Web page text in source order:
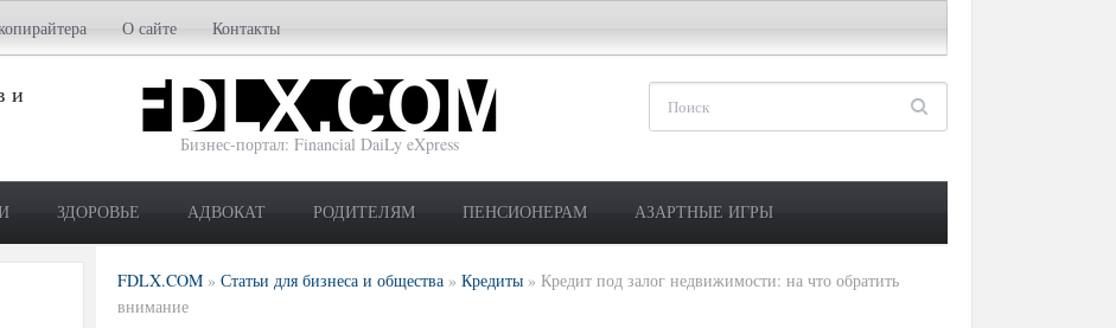
О сайте Контакты
и
Бизнес-портал: Financial DaiLy eXpress
ЗДОРОВЬЕ АДВОКАТ РОДИТЕЛЯМ ПЕНСИОНЕРАМ АЗАРТНЫЕ ИГРЫ
FDLX.COM » Статьи для бизнеса и общества » Кредиты » Кредит под залог недвижимости: на что обратить
внимание